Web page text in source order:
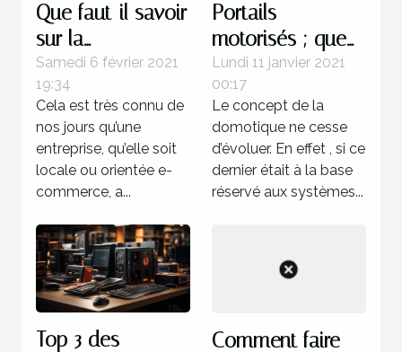
Que faut-il savoir
sur la
maintenance
d’un site Web ?
Samedi 6 février 2021
19:34
Cela est très connu de
nos jours qu’une
entreprise, qu’elle soit
locale ou orientée e-
commerce, a...
Portails
motorisés ; que
faut-il savoir ?
Lundi 11 janvier 2021
00:17
Le concept de la
domotique ne cesse
d’évoluer. En effet , si ce
dernier était à la base
réservé aux systèmes...
Top 3 des
Comment faire